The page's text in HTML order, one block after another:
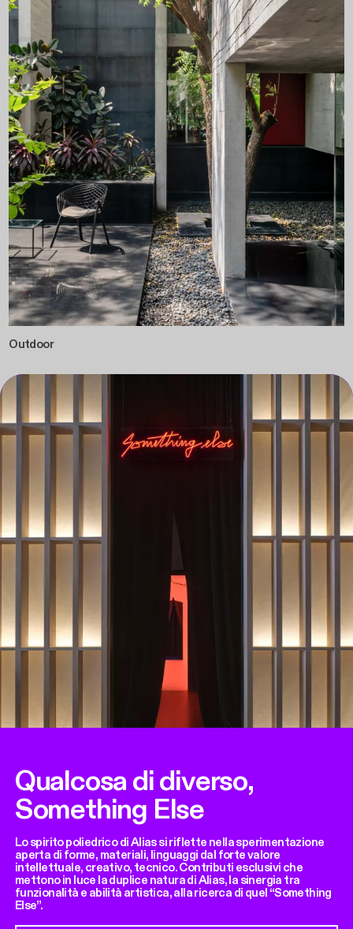
Outdoor
Qualcosa di diverso,
Something Else
Lo spirito poliedrico di Alias si riflette nella sperimentazione
aperta di forme, materiali, linguaggi dal forte valore
intellettuale, creativo, tecnico. Contributi esclusivi che
mettono in luce la duplice natura di Alias, la sinergia tra
funzionalità e abilità artistica, alla ricerca di quel “Something
Else”.